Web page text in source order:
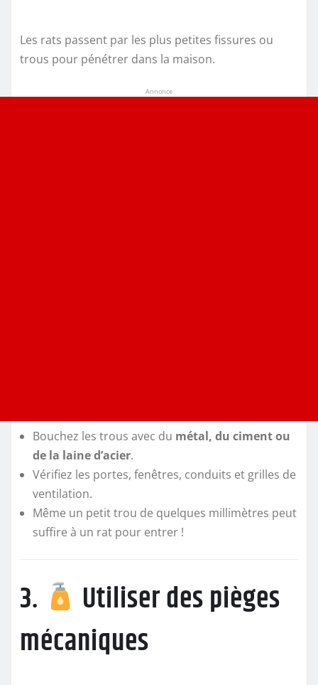
Les rats passent par les plus petites fissures ou
trous pour pénétrer dans la maison.
Annonce
Bouchez les trous avec du métal, du ciment ou
de la laine d’acier.
Vérifiez les portes, fenêtres, conduits et grilles de
ventilation.
Même un petit trou de quelques millimètres peut
suffire à un rat pour entrer !
3.
Utiliser des pièges
mécaniques